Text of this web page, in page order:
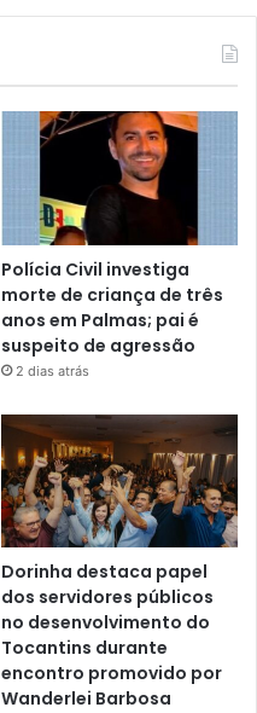
Polícia Civil investiga
morte de criança de três
anos em Palmas; pai é
suspeito de agressão
2 dias atrás
Dorinha destaca papel
dos servidores públicos
no desenvolvimento do
Tocantins durante
encontro promovido por
Wanderlei Barbosa